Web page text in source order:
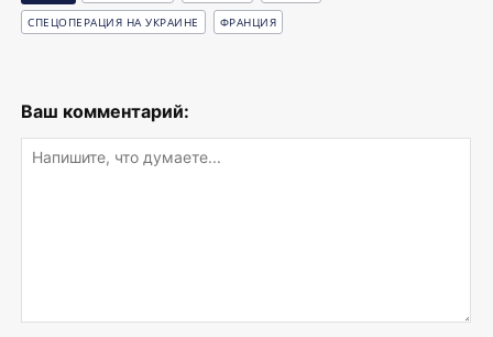
СПЕЦОПЕРАЦИЯ НА УКРАИНЕ
ФРАНЦИЯ
Ваш комментарий: